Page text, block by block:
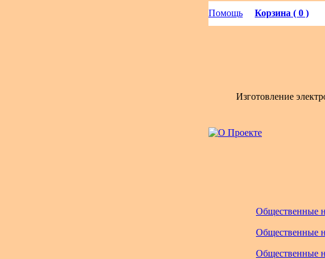
Помощь Корзина ( 0 )
Изготовление
Общественные
Общественные
Общественные